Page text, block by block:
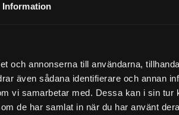
Information
och annonserna till användarna,
även sådana identifierare och annan
vi samarbetar med. Dessa kan i sin tur
de har samlat in när du har använt